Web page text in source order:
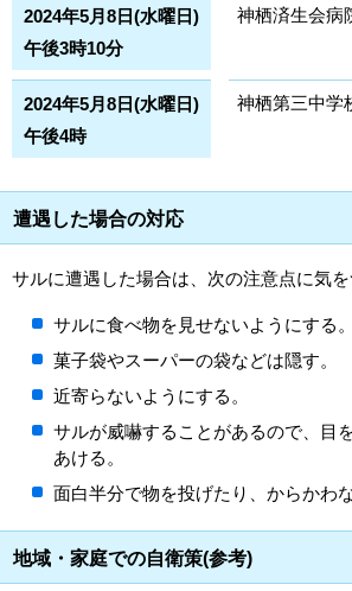
2024年5月8日(水曜日)
午後3時10分
神栖済生会病
2024年5月8日(水曜日)
午後4時
神栖第三中学
遭遇した場合の対応
サルに遭遇した場合は、次の注意点に気を
サルに食べ物を見せないようにする。
菓子袋やスーパーの袋などは隠す。
近寄らないようにする。
サルが威嚇することがあるので、目
あける。
面白半分で物を投げたり、からかわな
地域・家庭での自衛策(参考)